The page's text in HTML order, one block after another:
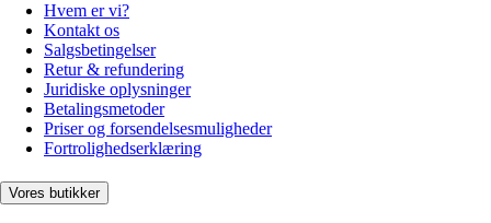
Hvem er vi?
Kontakt os
Salgsbetingelser
Retur & refundering
Juridiske oplysninger
Betalingsmetoder
Priser og forsendelsesmuligheder
Fortrolighedserklæring
Vores butikker